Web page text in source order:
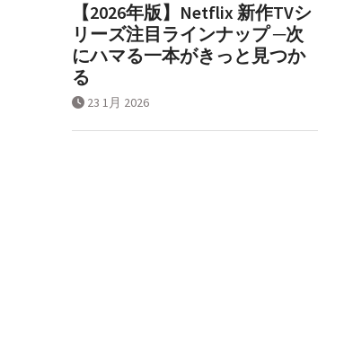
【2026年版】Netflix 新作TVシ
リーズ注目ラインナップ ─次
にハマる一本がきっと見つか
る
23 1月 2026